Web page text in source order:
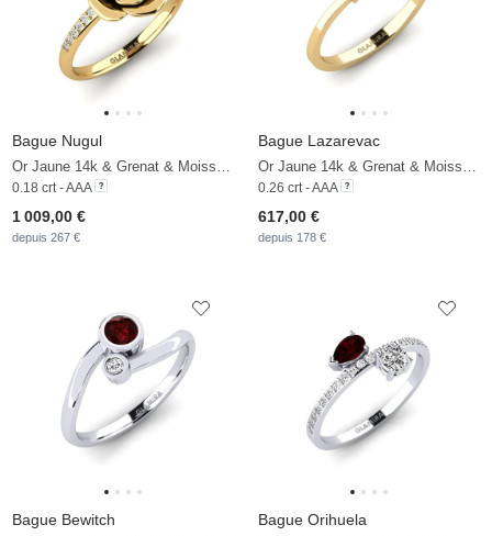
Bague Nugul
Or Jaune 14k & Grenat & Moissanite
0.18 crt - AAA
1 009,00 €
depuis 267 €
Bague Lazarevac
Or Jaune 14k & Grenat & Moissanite
0.26 crt - AAA
617,00 €
depuis 178 €
Bague Bewitch Bague Orihuela